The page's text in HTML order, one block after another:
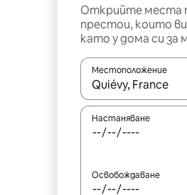
Открийте места
престои, които
като у дома си за
Местоположение
Когато
Настаняване
Освобождаване